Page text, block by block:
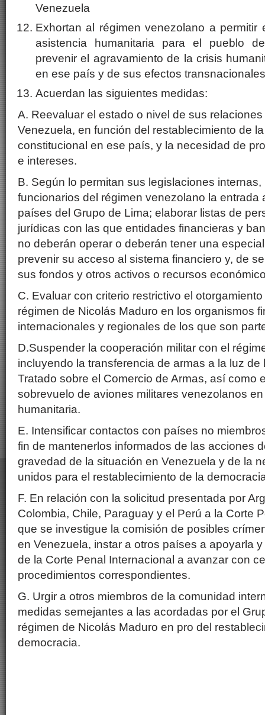
Venezuela
Exhortan al régimen venezolano a permitir
asistencia humanitaria para el pueblo
prevenir el agravamiento de la crisis
en ese país y de sus efectos
Acuerdan las siguientes medidas:
A. Reevaluar el estado o nivel de sus
Venezuela, en función del restablecimiento de
constitucional en ese país, y la necesidad de
e intereses.
B. Según lo permitan sus legislaciones
funcionarios del régimen venezolano la entrada
países del Grupo de Lima; elaborar listas de
jurídicas con las que entidades financieras y
no deberán operar o deberán tener una
prevenir su acceso al sistema financiero y, de
sus fondos y otros activos o recursos
C. Evaluar con criterio restrictivo el
régimen de Nicolás Maduro en los organismos
internacionales y regionales de los que son
D.Suspender la cooperación militar con el
incluyendo la transferencia de armas a la luz
Tratado sobre el Comercio de Armas, así como
sobrevuelo de aviones militares venezolanos
humanitaria.
E. Intensificar contactos con países no
fin de mantenerlos informados de las acciones
gravedad de la situación en Venezuela y de la
unidos para el restablecimiento de la
F. En relación con la solicitud presentada por
Colombia, Chile, Paraguay y el Perú a la Corte
que se investigue la comisión de posibles
en Venezuela, instar a otros países a apoyarla
de la Corte Penal Internacional a avanzar con
procedimientos correspondientes.
G. Urgir a otros miembros de la comunidad
medidas semejantes a las acordadas por el
régimen de Nicolás Maduro en pro del
democracia.